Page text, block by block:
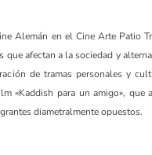
Alemán en el Cine Arte Patio
afectan a la sociedad y
de tramas personales y
«Kaddish para un amigo», que
diametralmente opuestos.